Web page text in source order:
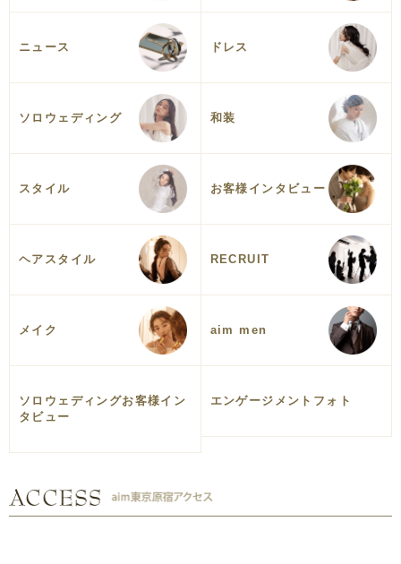
ニュース ドレス
ソロウェディング 和装
スタイル お客様インタビュー
ヘアスタイル RECRUIT
メイク aim men
ソロウェディングお客様イン
タビュー
エンゲージメントフォト